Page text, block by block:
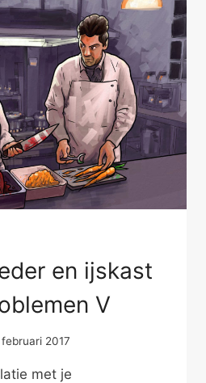
en ijskast
V
februari 2017
met je